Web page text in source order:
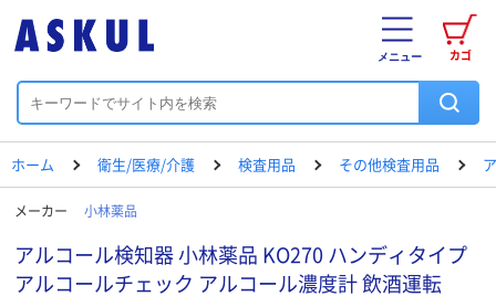
カゴ
メニュー
ホーム 衛生/医療/介護 検査用品 その他検査用品
メーカー 小林薬品
アルコール検知器 小林薬品 KO270 ハンディタイプ
アルコールチェック アルコール濃度計 飲酒運転